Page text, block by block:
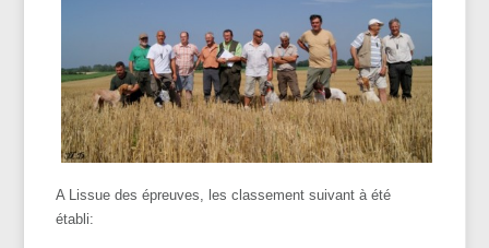
A Lissue des épreuves, les classement suivant à été
établi: